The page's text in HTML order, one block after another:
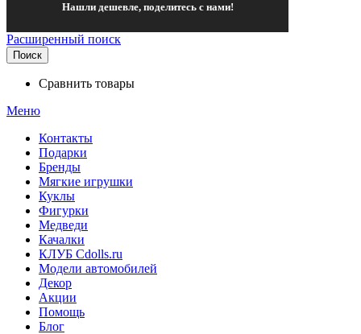
Нашли дешевле, поделитесь с нами!
Расширенный поиск
Поиск
Сравнить товары
Меню
Контакты
Подарки
Бренды
Мягкие игрушки
Куклы
Фигурки
Медведи
Качалки
КЛУБ Cdolls.ru
Модели автомобилей
Декор
Акции
Помощь
Блог